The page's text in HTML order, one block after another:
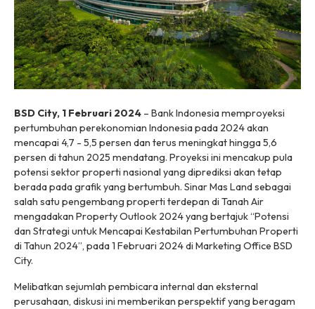
BSD City, 1 Februari 2024 – Bank Indonesia memproyeksi
pertumbuhan perekonomian Indonesia pada 2024 akan
mencapai 4,7 - 5,5 persen dan terus meningkat hingga 5,6
persen di tahun 2025 mendatang. Proyeksi ini mencakup pula
potensi sektor properti nasional yang diprediksi akan tetap
berada pada grafik yang bertumbuh. Sinar Mas Land sebagai
salah satu pengembang properti terdepan di Tanah Air
mengadakan Property Outlook 2024 yang bertajuk “Potensi
dan Strategi untuk Mencapai Kestabilan Pertumbuhan Properti
di Tahun 2024”, pada 1 Februari 2024 di Marketing Office BSD
City.
Melibatkan sejumlah pembicara internal dan eksternal
perusahaan, diskusi ini memberikan perspektif yang beragam